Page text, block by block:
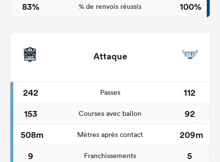
83%
% de renvois réussis 100%
Attaque
242 Passes
112
153
Courses avec ballon
92
508m
Mètres après contact
209m
9
Franchissements 5